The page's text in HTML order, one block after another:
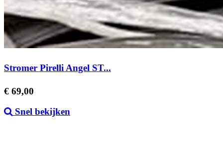
Stromer Pirelli Angel ST...
Prijs
€ 69,00
Snel bekijken